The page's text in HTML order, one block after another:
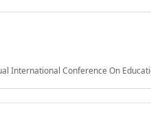
International Conference On